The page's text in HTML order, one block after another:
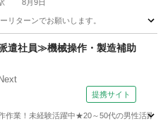
8月9日
リターンでお願いします。
駅 季節、空調家電
遣社員≫機械操作・製造補助
提携サイト
作業！未経験活躍中★20～50代の男性活